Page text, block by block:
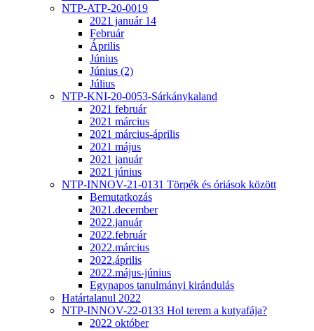
NTP-ATP-20-0019
2021 január 14
Február
Április
Június
Június (2)
Július
NTP-KNI-20-0053-Sárkánykaland
2021 február
2021 március
2021 március-április
2021 május
2021 január
2021 június
NTP-INNOV-21-0131 Törpék és óriások között
Bemutatkozás
2021.december
2022.január
2022.február
2022.március
2022.április
2022.május-június
Egynapos tanulmányi kirándulás
Határtalanul 2022
NTP-INNOV-22-0133 Hol terem a kutyafája?
2022 október